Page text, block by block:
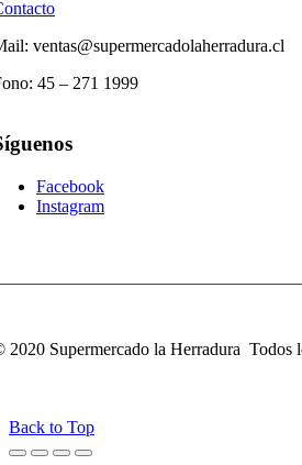
ventas@supermercadolaherradura.cl
45 – 271 1999
Facebook
Instagram
2020 Supermercado la Herradura Todos
Back to Top